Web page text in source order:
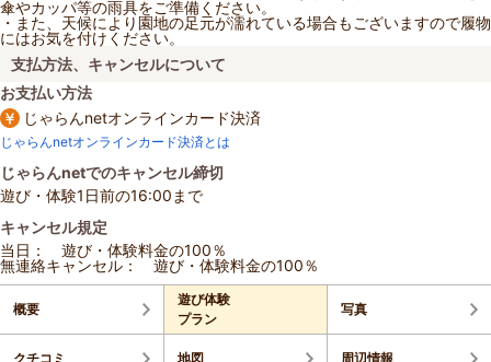
傘やカッパ等の雨具をご準備ください。
・また、天候により園地の足元が濡れている場合もございますので履物
にはお気を付けください。
支払方法、キャンセルについて
お支払い方法
じゃらんnetオンラインカード決済
じゃらんnetオンラインカード決済とは
じゃらんnetでのキャンセル締切
遊び・体験1日前の16:00まで
キャンセル規定
当日： 遊び・体験料金の100％
無連絡キャンセル： 遊び・体験料金の100％
概要
遊び体験
プラン
写真
クチコミ 地図 周辺情報